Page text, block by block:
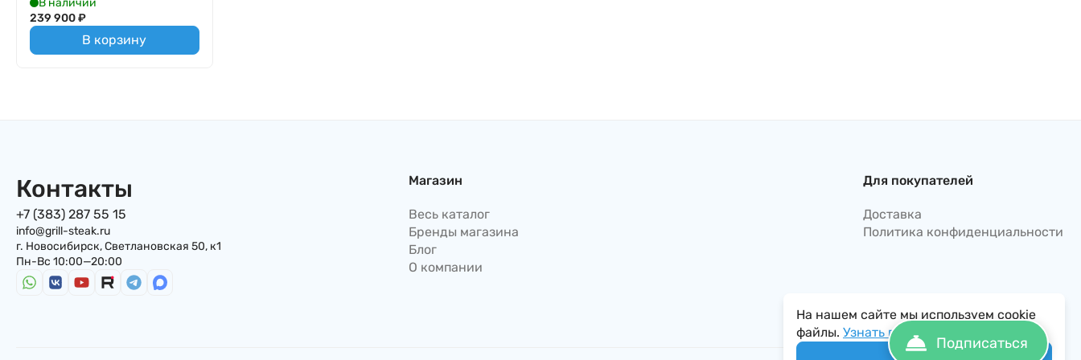
В наличии
239 900₽
В корзину
Контакты
+7 (383) 287 55 15
info@grill-steak.ru
г. Новосибирск, Светлановская 50, к1
Пн-Вс 10:00—20:00
Магазин
Весь каталог
Бренды магазина
Блог
О компании
Для покупателей
Доставка
Политика конфиденциальности
На нашем сайте мы используем cookie
файлы. Узнать подробнее...
Понятно
Подписаться